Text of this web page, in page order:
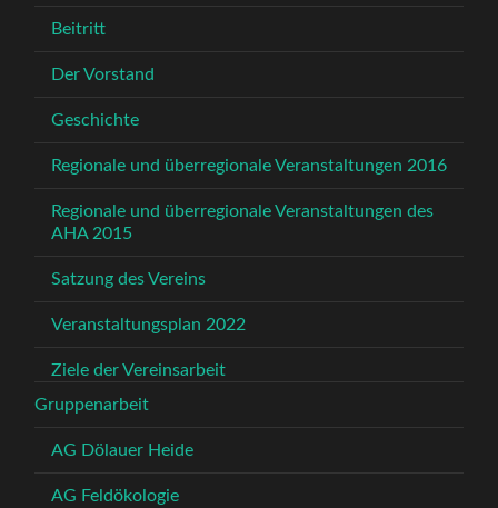
Beitritt
Der Vorstand
Geschichte
Regionale und überregionale Veranstaltungen 2016
Regionale und überregionale Veranstaltungen des
AHA 2015
Satzung des Vereins
Veranstaltungsplan 2022
Ziele der Vereinsarbeit
Gruppenarbeit
AG Dölauer Heide
AG Feldökologie